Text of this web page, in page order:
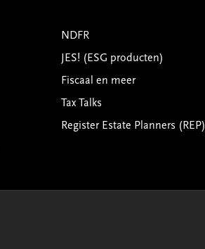
NDFR
JES! (ESG producten)
Fiscaal en meer
Tax Talks
Register Estate Planners (REP)